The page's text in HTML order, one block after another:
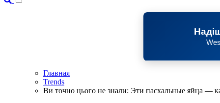
Главная
Trends
Ви точно цього не знали: Эти пасхальные яйца —